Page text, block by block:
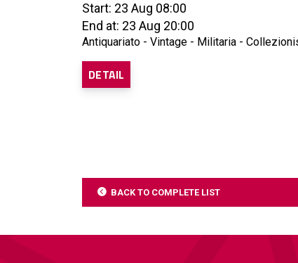
Start: 23 Aug 08:00
End at: 23 Aug 20:00
Antiquariato - Vintage - Militaria -
DETAIL
BACK TO COMPLETE LIST